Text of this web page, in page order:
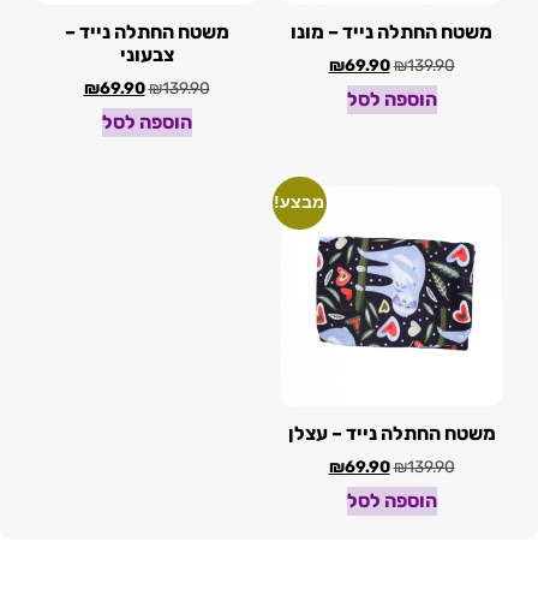
משטח החתלה נייד – מונו
₪139.90
₪69.90
הוספה לסל
משטח החתלה נייד –
צבעוני
₪139.90
₪69.90
הוספה לסל
מבצע!
משטח החתלה נייד – עצלן
₪139.90
₪69.90
הוספה לסל